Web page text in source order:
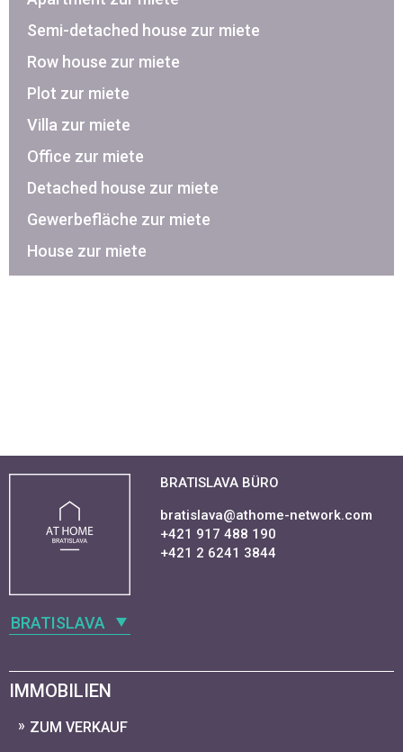
Semi-detached house zur miete
Row house zur miete
Plot zur miete
Villa zur miete
Office zur miete
Detached house zur miete
Gewerbefläche zur miete
House zur miete
BRATISLAVA
BRATISLAVA BÜRO
bratislava@athome-network.com
+421 917 488 190
+421 2 6241 3844
IMMOBILIEN
ZUM VERKAUF